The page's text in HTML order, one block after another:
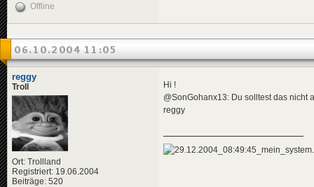
Offline
06.10.2004 11:05
reggy
Troll
Ort: Trollland
Registriert: 19.06.2004
Beiträge: 520
Hi !
@SonGohanx13: Du solltest das nicht
reggy